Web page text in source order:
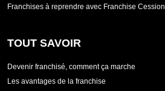
Franchises à reprendre avec Franchise Cession
TOUT SAVOIR
Devenir franchisé, comment ça marche
Les avantages de la franchise